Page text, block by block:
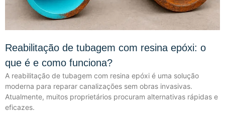
Reabilitação de tubagem com resina epóxi: o
que é e como funciona?
A reabilitação de tubagem com resina epóxi é uma solução
moderna para reparar canalizações sem obras invasivas.
Atualmente, muitos proprietários procuram alternativas rápidas e
eficazes.